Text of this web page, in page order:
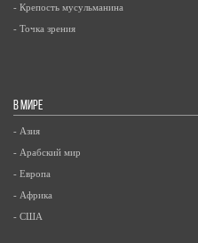
- Крепость мусульманина
- Точка зрения
В МИРЕ
- Азия
- Арабский мир
- Европа
- Африка
- США